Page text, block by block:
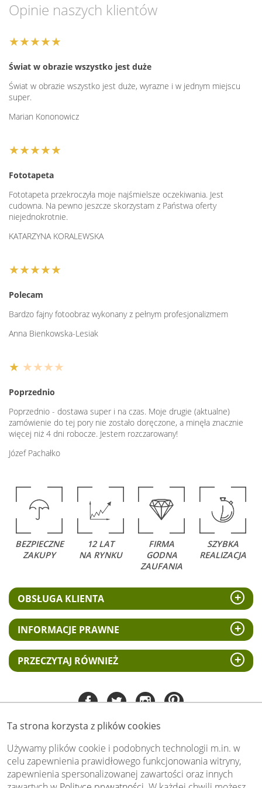
Ta strona korzysta z plików cookies
Używamy plików cookie i podobnych technologii m.in. w
celu zapewnienia prawidłowego funkcjonowania witryny,
zapewnienia spersonalizowanej zawartości oraz innych
Opinie naszych klientów
★★★★★
Świat w obrazie wszystko jest duże
Świat w obrazie wszystko jest duże, wyrazne i w jednym miejscu
super.
Marian Kononowicz
★★★★★
Fototapeta
Fototapeta przekroczyła moje najśmielsze oczekiwania. Jest
cudowna. Na pewno jeszcze skorzystam z Państwa oferty
niejednokrotnie.
KATARZYNA KORALEWSKA
★★★★★
Polecam
Bardzo fajny fotoobraz wykonany z pełnym profesjonalizmem
Anna Bienkowska-Lesiak
★ ★★★★
Poprzednio
Poprzednio - dostawa super i na czas. Moje drugie (aktualne)
zamówienie do tej pory nie zostało doręczone, a minęła znacznie
więcej niż 4 dni robocze. Jestem rozczarowany!
Józef Pachałko
BEZPIECZNE
ZAKUPY
12 LAT
NA RYNKU
FIRMA
GODNA
ZAUFANIA
SZYBKA
REALIZACJA
OBSŁUGA KLIENTA
INFORMACJE PRAWNE
PRZECZYTAJ RÓWNIEŻ
Tel:535 505 106
(pn-pt 8.00 - 15.00)
biuro@swiat-obrazow.pl
Copyright by swiat-obrazow.pl 2026,